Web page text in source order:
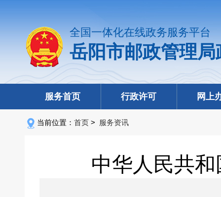
全国一体化在线政务服务平台
岳阳市邮政管理
服务首页 行政许可 网上
当前位置： 首页 > 服务资讯
中华人民共